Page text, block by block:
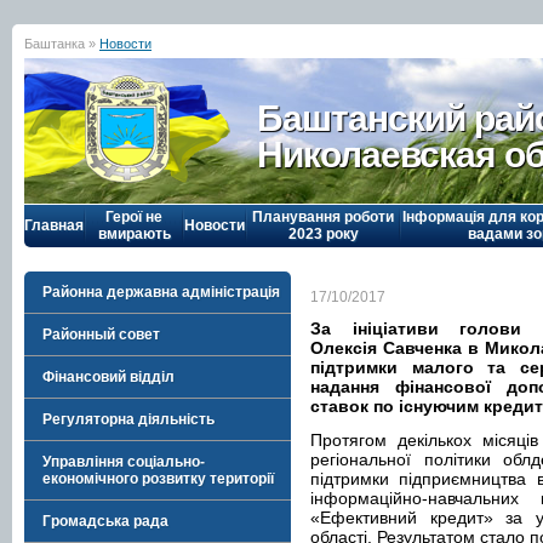
Баштанка » Новости
Баштанский
Николаевская
Главная
Герої не
вмирають
Новости Планування роботи
2023 року
Інформація для
вадами
Районна державна адміністрація
Районный совет
Фінансовий відділ
Регуляторна діяльність
Управління соціально-
економічного розвитку території
Громадська рада
17/10/2017
За ініціативи голови
Олексія Савченка в
підтримки малого та
надання фінансової
ставок по існуючим
Протягом декількох
регіональної політики
підтримки підприємництва
інформаційно-
«Ефективний кредит» за
області. Результатом стало